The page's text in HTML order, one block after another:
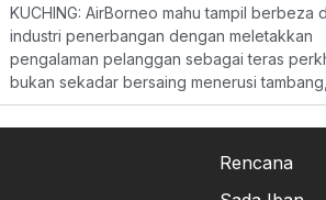
KUCHING: AirBorneo mahu tampil berbeza
industri penerbangan dengan meletakkan
pengalaman pelanggan sebagai teras
bukan sekadar bersaing menerusi tambang,
Rencana